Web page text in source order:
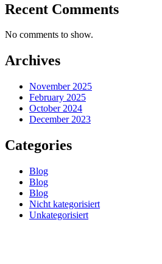
Recent Comments
No comments to show.
Archives
November 2025
February 2025
October 2024
December 2023
Categories
Blog
Blog
Blog
Nicht kategorisiert
Unkategorisiert